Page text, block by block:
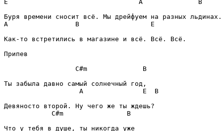
E A B
A B
E
Как-то встретились в магазине и всё. Всё. Всё.
Припев
C#m
B
A
E
B
C#m
B